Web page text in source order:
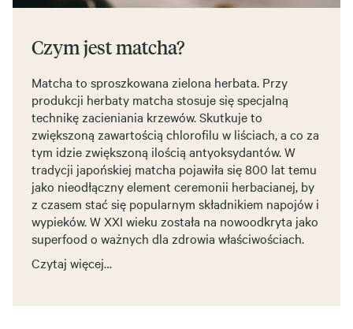
Czym jest matcha?
Matcha to sproszkowana zielona herbata. Przy
produkcji herbaty matcha stosuje się specjalną
technikę zacieniania krzewów. Skutkuje to
zwiększoną zawartością chlorofilu w liściach, a co za
tym idzie zwiększoną ilością antyoksydantów. W
tradycji japońskiej matcha pojawiła się 800 lat temu
jako nieodłączny element ceremonii herbacianej, by
z czasem stać się popularnym składnikiem napojów i
wypieków. W XXI wieku została na nowoodkryta jako
superfood o ważnych dla zdrowia właściwościach.
Czytaj więcej…